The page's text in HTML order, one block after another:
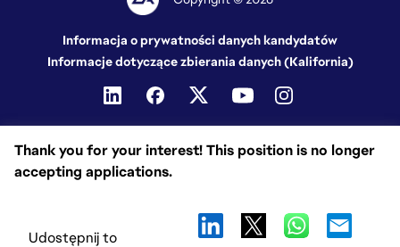
Thank you for your interest! This position is no longer
accepting applications.
Udostępnij to
Informacja o prywatności danych kandydatów
Informacje dotyczące zbierania danych (Kalifornia)